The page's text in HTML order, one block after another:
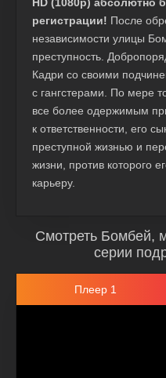
регистрации!
независимости улицы
преступность.
Кадри со своими
с гангстерами. По мере
все более одержимым
к ответственности, его
преступной жизнью и
жизни, против которого
карьеру.
Смотреть Бомбей,
серии
Плеер 1